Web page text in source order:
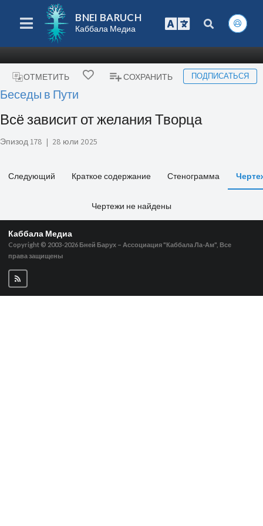
BNEI BARUCH
Каббала Медиа
ОТМЕТИТЬ СОХРАНИТЬ ПОДПИСАТЬСЯ
Беседы в Пути
Всё зависит от желания Творца
Эпизод 178 | 28 юли 2025
Следующий Краткое содержание Стенограмма
Чертежи не найдены
Каббала Медиа
Copyright © 2003-2026 Бней Барух – Ассоциация "Каббала Ла-Ам", Все
права защищены